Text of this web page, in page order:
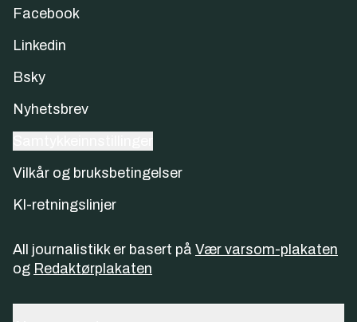
Facebook
Linkedin
Bsky
Nyhetsbrev
Vilkår og bruksbetingelser
KI-retningslinjer
All journalistikk er basert på Vær varsom-plakaten
og Redaktørplakaten